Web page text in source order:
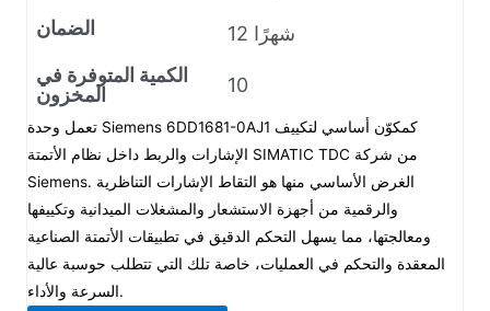
الضمان
12 شهرًا
الكمية المتوفرة في
المخزون
10
تعمل وحدة Siemens 6DD1681-0AJ1 كمكوّن أساسي لتكييف
الإشارات والربط داخل نظام الأتمتة SIMATIC TDC من شركة
Siemens. الغرض الأساسي منها هو التقاط الإشارات التناظرية
والرقمية من أجهزة الاستشعار والمشغلات الميدانية وتكييفها
ومعالجتها، مما يسهل التحكم الدقيق في تطبيقات الأتمتة الصناعية
المعقدة والتحكم في العمليات، خاصة تلك التي تتطلب حوسبة عالية
السرعة والأداء.